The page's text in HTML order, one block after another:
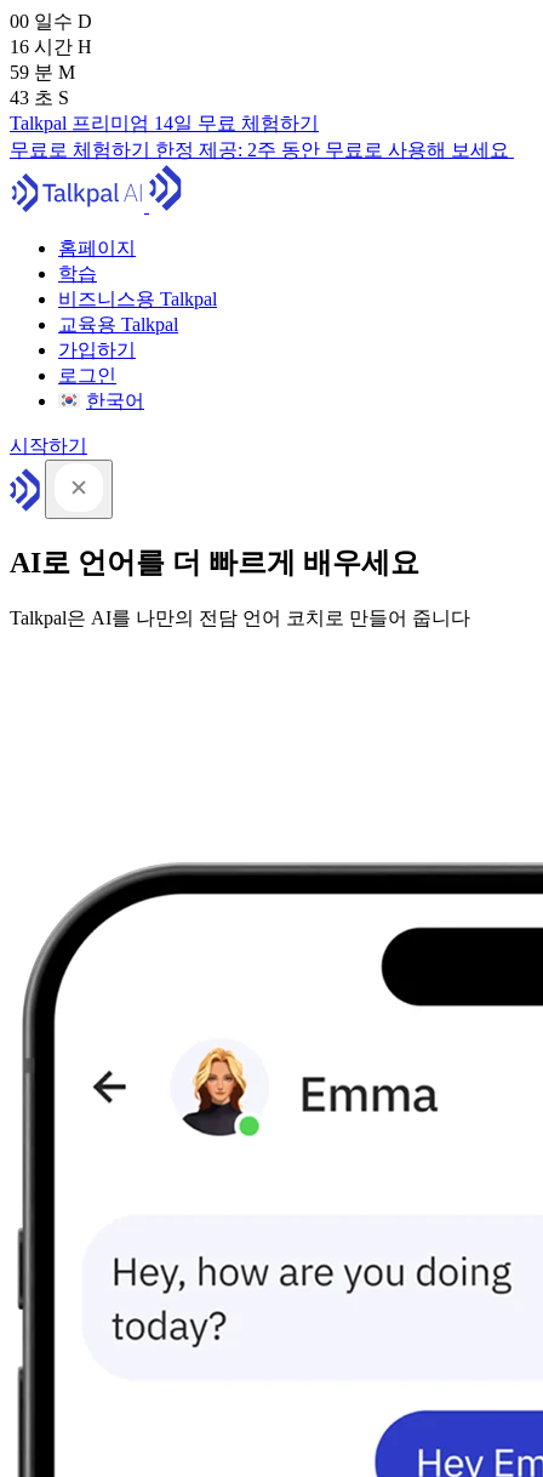
00 일수 D
16 시간 H
59 분 M
41 초 S
Talkpal 프리미엄 14일 무료 체험하기
무료로 체험하기 한정 제공: 2주 동안 무료로 사용해 보세요
홈페이지
학습
비즈니스용 Talkpal
교육용 Talkpal
가입하기
로그인
한국어
시작하기
AI로 언어를 더 빠르게 배우세요
Talkpal은 AI를 나만의 전담 언어 코치로 만들어 줍니다